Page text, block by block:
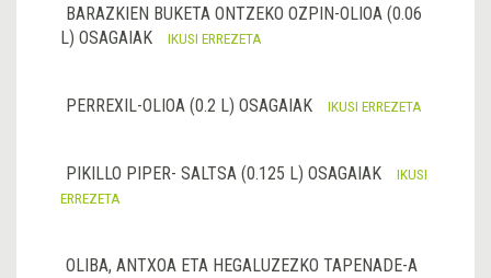
BARAZKIEN BUKETA ONTZEKO OZPIN-OLIOA (0.06
L) OSAGAIAK
IKUSI ERREZETA
PERREXIL-OLIOA (0.2 L) OSAGAIAK IKUSI ERREZETA
PIKILLO PIPER- SALTSA (0.125 L) OSAGAIAK
IKUSI
ERREZETA
OLIBA, ANTXOA ETA HEGALUZEZKO TAPENADE-A